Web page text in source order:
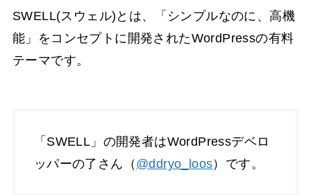
SWELL(スウェル)とは、「シンプルなのに、高機
能」をコンセプトに開発されたWordPressの有料
テーマです。
「SWELL」の開発者はWordPressデベロ
ッパーの了さん（ @ddryo_loos）です。